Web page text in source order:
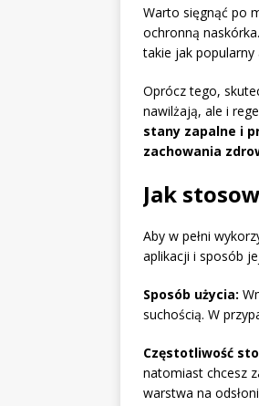
Warto sięgnąć po
ochronną
takie jak popularny
Oprócz tego,
nawilżają, ale i
stany zapalne i
zachowania
Jak
Aby w pełni
aplikacji i sposób
Sposób użycia:
suchością. W
Częstotliwość
natomiast chcesz
warstwa na